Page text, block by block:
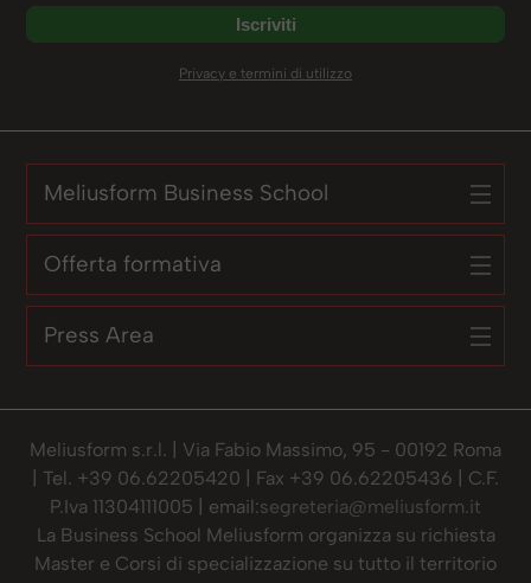
Privacy e termini di utilizzo
Meliusform Business School
Offerta formativa
Press Area
Meliusform s.r.l. | Via Fabio Massimo, 95 - 00192 Roma
| Tel. +39 06.62205420 | Fax +39 06.62205436 | C.F.
P.Iva 11304111005 | email:segreteria@meliusform.it
La Business School Meliusform organizza su richiesta
Master e Corsi di specializzazione su tutto il territorio